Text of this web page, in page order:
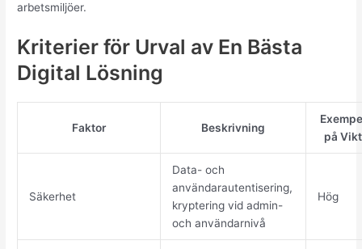
arbetsmiljöer.
Kriterier för Urval av En Bästa
Digital Lösning
Faktor Beskrivning
på Vikt
Säkerhet
Data- och
användarautentisering,
kryptering vid admin-
och användarnivå
Hög